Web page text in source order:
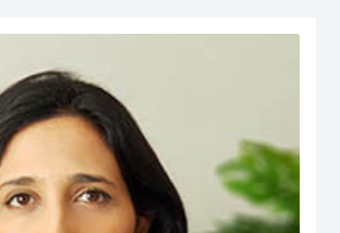
الدكتور عبدالله، مستشار مالي لديه
والقطاع شبه الحكومي، والقطاع الخاص. كما أ، الدكتور عبد الله
ووكيل ضرائب، وخبير قضائي، ومحكم.